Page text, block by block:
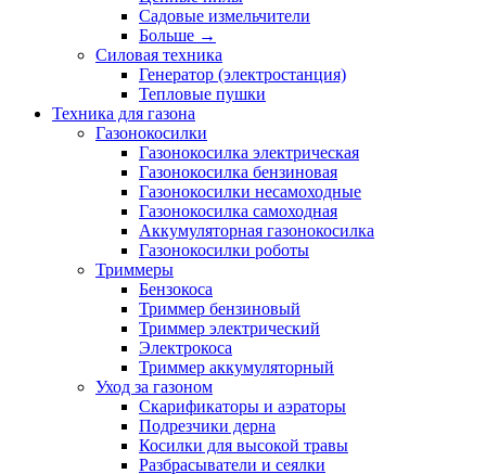
Садовые измельчители
Больше →
Силовая техника
Генератор (электростанция)
Тепловые пушки
Техника для газона
Газонокосилки
Газонокосилка электрическая
Газонокосилка бензиновая
Газонокосилки несамоходные
Газонокосилка самоходная
Аккумуляторная газонокосилка
Газонокосилки роботы
Триммеры
Бензокоса
Триммер бензиновый
Триммер электрический
Электрокоса
Триммер аккумуляторный
Уход за газоном
Скарификаторы и аэраторы
Подрезчики дерна
Косилки для высокой травы
Разбрасыватели и сеялки